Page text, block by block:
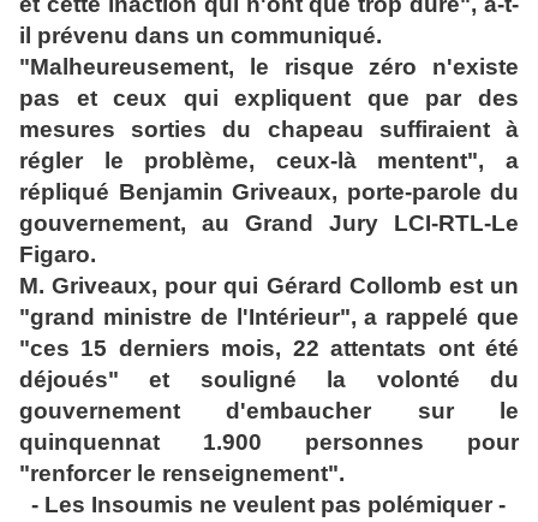
il prévenu dans un communiqué.
"Malheureusement, le risque zéro n'existe
pas et ceux qui expliquent que par des
mesures sorties du chapeau suffiraient à
régler le problème, ceux-là mentent", a
répliqué Benjamin Griveaux, porte-parole du
gouvernement, au Grand Jury LCI-RTL-Le
Figaro.
M. Griveaux, pour qui Gérard Collomb est un
"grand ministre de l'Intérieur", a rappelé que
"ces 15 derniers mois, 22 attentats ont été
déjoués" et souligné la volonté du
gouvernement d'embaucher sur le
quinquennat 1.900 personnes pour
"renforcer le renseignement".
- Les Insoumis ne veulent pas polémiquer -